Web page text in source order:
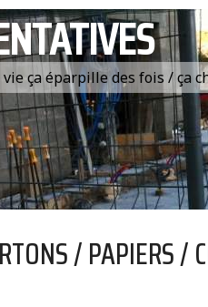
vie ça éparpille des fois / ça
/ PAPIERS /